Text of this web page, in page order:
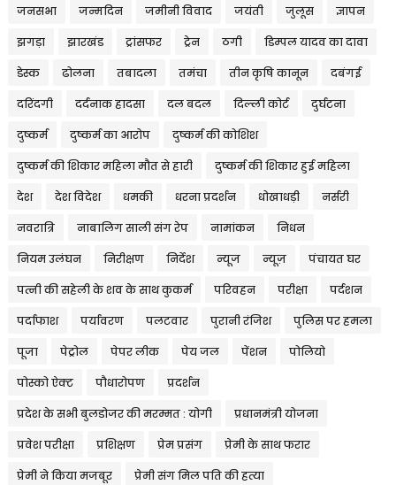
जनसभा जन्मदिन जमीनी विवाद जयंती जुलूस ज्ञापन
झगड़ा झारखंड ट्रांसफर ट्रेन ठगी डिम्पल यादव का दावा
डेस्क ढोलना तबादला तमंचा तीन कृषि कानून दबंगई
दरिंदगी दर्दनाक हादसा दल बदल दिल्ली कोर्ट दुर्घटना
दुष्कर्म दुष्कर्म का आरोप दुष्कर्म की कोशिश
दुष्कर्म की शिकार महिला मौत से हारी दुष्कर्म की शिकार हुई महिला
देश देश विदेश धमकी धरना प्रदर्शन धोखाधड़ी नर्सरी
नवरात्रि नाबालिग साली संग रेप नामांकन निधन
नियम उलंघन निरीक्षण निर्देश न्यूज न्यूज़ पंचायत घर
पत्नी की सहेली के शव के साथ कुकर्म परिवहन परीक्षा पर्दशन
पर्दाफाश पर्यावरण पलटवार पुरानी रंजिश पुलिस पर हमला
पूजा पेट्रोल पेपर लीक पेय जल पेंशन पोलियो
पोस्को ऐक्ट पौधारोपण प्रदर्शन
प्रदेश के सभी बुलडोजर की मरम्मत : योगी प्रधानमंत्री योजना
प्रवेश परीक्षा प्रशिक्षण प्रेम प्रसंग प्रेमी के साथ फरार
प्रेमी ने किया मजबूर प्रेमी संग मिल पति की हत्या